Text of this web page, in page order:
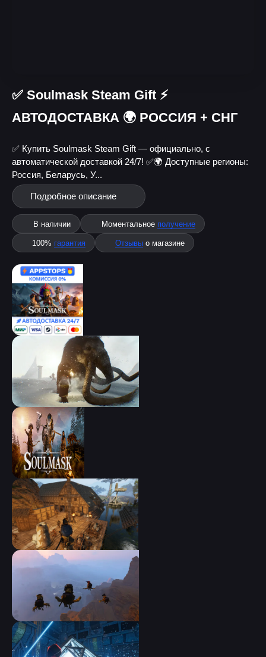
✅ Soulmask Steam Gift ⚡
АВТОДОСТАВКА 🌍 РОССИЯ + СНГ
✅ Купить Soulmask Steam Gift — официально, с
автоматической доставкой 24/7! ✅🌍 Доступные регионы:
Россия, Беларусь, У...
Подробное описание
В наличии Моментальное получение
100% гарантия Отзывы о магазине